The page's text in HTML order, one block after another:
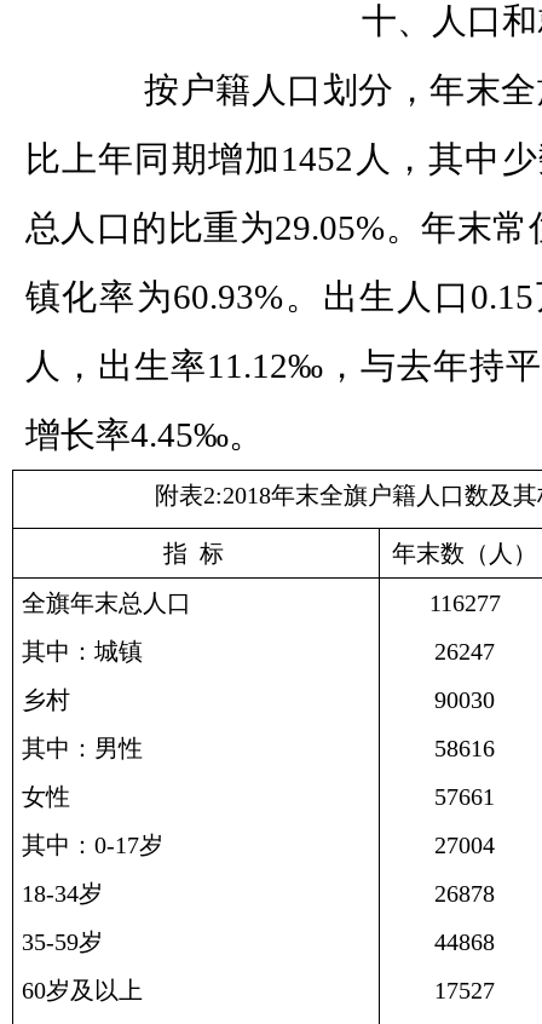
十、人口和
按户籍人口划分，年末全
比上年同期增加1452人，其中
总人口的比重为29.05%。年末
镇化率为60.93%。出生人口
人，出生率11.12‰，与去年持
增长率4.45‰。
附表2:2018年末全旗户籍人口数及
指 标
年末数（人）
全旗年末总人口
116277
其中：城镇
26247
乡村
90030
其中：男性
58616
女性
57661
其中：0-17岁
27004
18-34岁
26878
35-59岁
44868
60岁及以上
17527